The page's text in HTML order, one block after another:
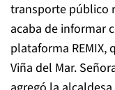
transporte público
acaba de informar
plataforma REMIX,
Viña del Mar.